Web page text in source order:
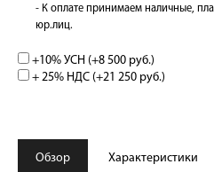
- К оплате принимаем наличные,
юр.лиц.
+10% УСН (+8 500 руб.)
+ 25% НДС (+21 250 руб.)
Обзор Характеристики